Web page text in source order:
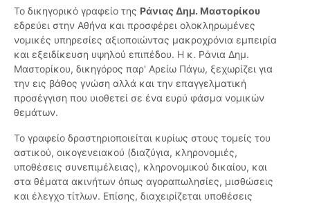
Το δικηγορικό γραφείο της Ράνιας Δημ. Μαστορίκου
εδρεύει στην Αθήνα και προσφέρει ολοκληρωμένες
νομικές υπηρεσίες αξιοποιώντας μακροχρόνια εμπειρία
και εξειδίκευση υψηλού επιπέδου. Η κ. Ράνια Δημ.
Μαστορίκου, δικηγόρος παρ' Αρείω Πάγω, ξεχωρίζει για
την εις βάθος γνώση αλλά και την επαγγελματική
προσέγγιση που υιοθετεί σε ένα ευρύ φάσμα νομικών
θεμάτων.
Το γραφείο δραστηριοποιείται κυρίως στους τομείς του
αστικού, οικογενειακού (διαζύγια, κληρονομιές,
υποθέσεις συνεπιμέλειας), κληρονομικού δικαίου, και
στα θέματα ακινήτων όπως αγοραπωλησίες, μισθώσεις
και έλεγχο τίτλων. Επίσης, διαχειρίζεται υποθέσεις